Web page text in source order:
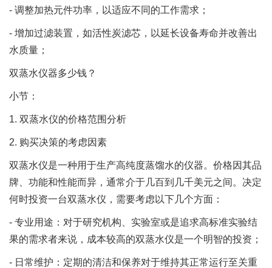
- 调整加热元件功率，以适应不同的工作需求；
- 增加过滤装置，如活性炭滤芯，以延长设备寿命并改善出
水质量；
双蒸水仪器多少钱？
小节：
1. 双蒸水仪的价格范围分析
2. 购买决策的考虑因素
双蒸水仪是一种用于生产高纯度蒸馏水的仪器。价格因其品
牌、功能和性能而异，通常介于几百到几千美元之间。决定
何时投资一台双蒸水仪，需要考虑以下几个方面：
- 专业用途：对于研究机构、实验室或是追求高标准实验结
果的需求者来说，成本较高的双蒸水仪是一个明智的投资；
- 日常维护：定期的清洁和保养对于维持其正常运行至关重